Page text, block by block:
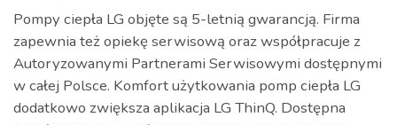
Pompy ciepła LG objęte są 5-letnią gwarancją. Firma
zapewnia też opiekę serwisową oraz współpracuje z
Autoryzowanymi Partnerami Serwisowymi dostępnymi
w całej Polsce. Komfort użytkowania pomp ciepła LG
dodatkowo zwiększa aplikacja LG ThinQ. Dostępna